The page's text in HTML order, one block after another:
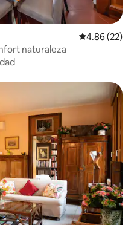
Calificación
4.86 (22)
naturaleza